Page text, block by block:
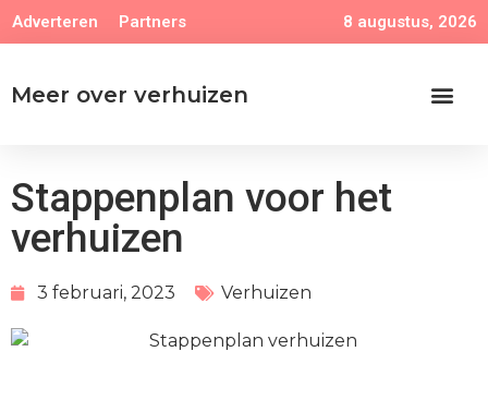
Adverteren Partners 8 augustus, 2026
Meer over verhuizen
Stappenplan voor het
verhuizen
3 februari, 2023 Verhuizen